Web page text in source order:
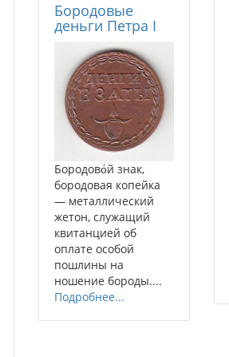
Бородовые
деньги Петра I
Бородово́й знак,
бородовая копейка
— металлический
жетон, служащий
квитанцией об
оплате особой
пошлины на
ношение бороды....
Подробнее...